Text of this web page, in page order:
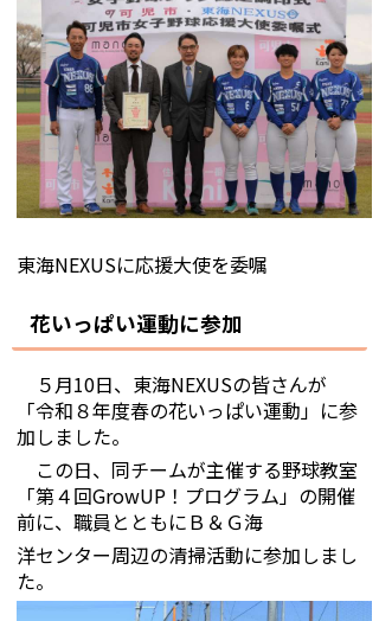
東海NEXUSに応援大使を委嘱
花いっぱい運動に参加
５月10日、東海NEXUSの皆さんが
「令和８年度春の花いっぱい運動」に参
加しました。
この日、同チームが主催する野球教室
「第４回GrowUP！プログラム」の開催
前に、職員とともにＢ＆Ｇ海
洋センター周辺の清掃活動に参加しまし
た。